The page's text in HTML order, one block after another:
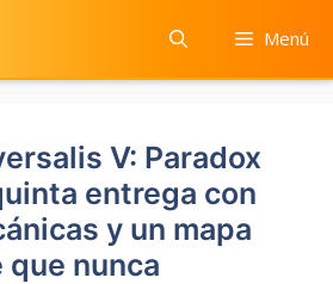
Menú
V: Paradox
entrega con
y un mapa
que nunca